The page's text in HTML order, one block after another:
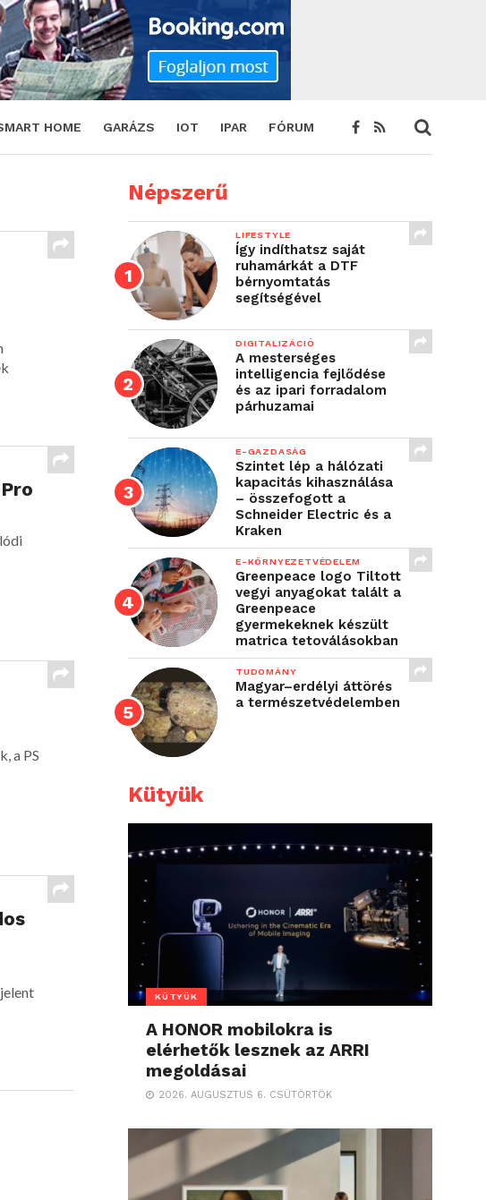
HOME GARÁZS IOT IPAR FÓRUM
a PS
Népszerű
LIFESTYLE
Így indíthatsz saját
ruhamárkát a DTF
bérnyomtatás
segítségével
DIGITALIZÁCIÓ
A mesterséges
intelligencia fejlődése
és az ipari forradalom
párhuzamai
E-GAZDASÁG
Szintet lép a hálózati
kapacitás kihasználása
– összefogott a
Schneider Electric és a
Kraken
E-KÖRNYEZETVÉDELEM
Greenpeace logo Tiltott
vegyi anyagokat talált a
Greenpeace
gyermekeknek készült
matrica tetoválásokban
TUDOMÁNY
Magyar–erdélyi áttörés
a természetvédelemben
Kütyük
KÜTYÜK
A HONOR mobilokra is
elérhetők lesznek az ARRI
megoldásai
2026. AUGUSZTUS 6. CSÜTÖRTÖK